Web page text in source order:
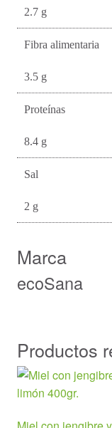
2.7 g
Fibra alimentaria
3.5 g
Proteínas
8.4 g
Sal
2 g
Marca
ecoSana
Productos